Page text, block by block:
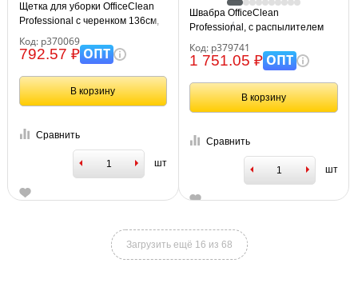
Щетка для уборки OfficeClean
Professional с черенком 136см,
ширина 28см, еврорезьба
Код: р370069
792.57 ₽ОПТ
В корзину
Сравнить
шт
Швабра OfficeClean
Professional, с распылителем
воды и контейнером для сбора
мусора
Код: р379741
1 751.05 ₽ОПТ
В корзину
Сравнить
шт
Загрузить ещё 16 из 68